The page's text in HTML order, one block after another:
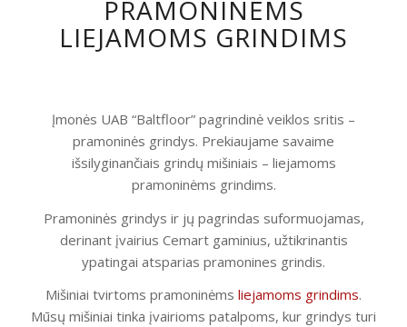
PRAMONINĖMS
LIEJAMOMS GRINDIMS
Įmonės UAB “Baltfloor” pagrindinė veiklos sritis –
pramoninės grindys. Prekiaujame savaime
išsilyginančiais grindų mišiniais – liejamoms
pramoninėms grindims.
Pramoninės grindys ir jų pagrindas suformuojamas,
derinant įvairius Cemart gaminius, užtikrinantis
ypatingai atsparias pramonines grindis.
Mišiniai tvirtoms pramoninėms liejamoms grindims.
Mūsų mišiniai tinka įvairioms patalpoms, kur grindys turi